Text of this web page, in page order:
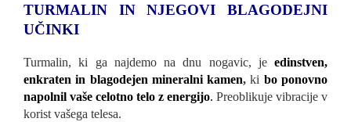
TURMALIN IN NJEGOVI BLAGODEJNI
UČINKI
Turmalin, ki ga najdemo na dnu nogavic, je edinstven,
enkraten in blagodejen mineralni kamen,ki bo ponovno
napolnil vaše celotno telo z energijo. Preoblikuje vibracije v
korist vašega telesa.